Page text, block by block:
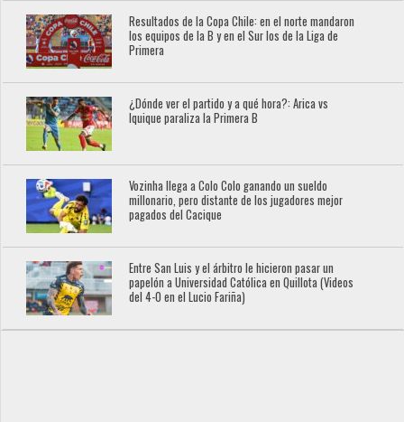
Resultados de la Copa Chile: en el norte mandaron
los equipos de la B y en el Sur los de la Liga de
Primera
¿Dónde ver el partido y a qué hora?: Arica vs
Iquique paraliza la Primera B
Vozinha llega a Colo Colo ganando un sueldo
millonario, pero distante de los jugadores mejor
pagados del Cacique
Entre San Luis y el árbitro le hicieron pasar un
papelón a Universidad Católica en Quillota (Videos
del 4-0 en el Lucio Fariña)